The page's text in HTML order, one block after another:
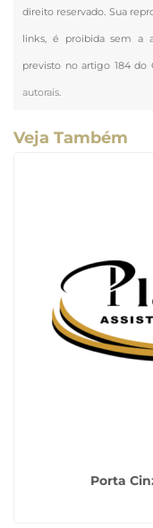
direito reservado. Sua
links, é proibida sem a
previsto no artigo 184 do
autorais.
Veja Também
Porta